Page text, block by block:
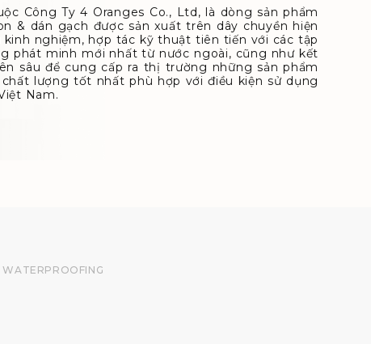
Công Ty 4 Oranges Co., Ltd, là dòng sản phẩm
& dán gạch được sản xuất trên dây chuyền hiện
nghiệm, hợp tác kỹ thuật tiên tiến với các tập
phát minh mới nhất từ nước ngoài, cũng như kết
sâu để cung cấp ra thị trường những sản phẩm
lượng tốt nhất phù hợp với điều kiện sử dụng
Nam.
WATERPROOFING